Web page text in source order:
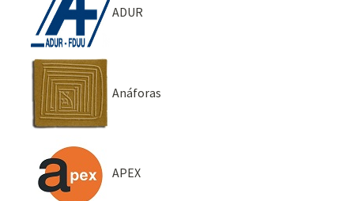
ADUR
Anáforas
APEX